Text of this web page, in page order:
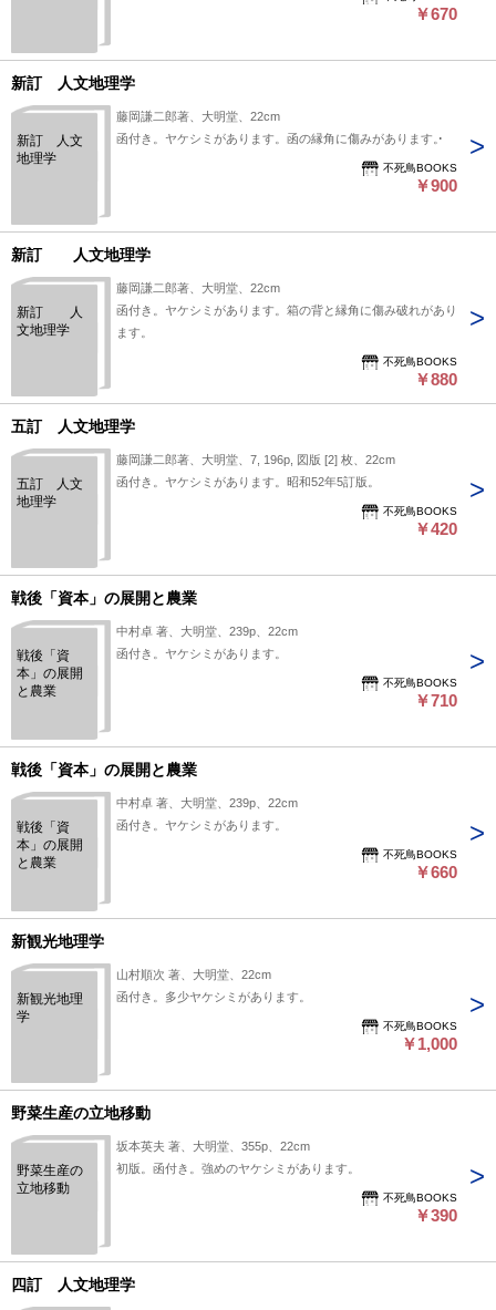
￥670
新訂 人文地理学
新訂 人文
地理学
藤岡謙二郎著、大明堂、22cm
函付き。ヤケシミがあります。函の縁角に傷みがあります。
不死鳥BOOKS
￥900
新訂 人文地理学
新訂 人
文地理学
藤岡謙二郎著、大明堂、22cm
函付き。ヤケシミがあります。箱の背と縁角に傷み破れがあり
ます。
不死鳥BOOKS
￥880
五訂 人文地理学
五訂 人文
地理学
藤岡謙二郎著、大明堂、7, 196p, 図版 [2] 枚、22cm
函付き。ヤケシミがあります。昭和52年5訂版。
不死鳥BOOKS
￥420
戦後「資本」の展開と農業
戦後「資
本」の展開
と農業
中村卓 著、大明堂、239p、22cm
函付き。ヤケシミがあります。
不死鳥BOOKS
￥710
戦後「資本」の展開と農業
戦後「資
本」の展開
と農業
中村卓 著、大明堂、239p、22cm
函付き。ヤケシミがあります。
不死鳥BOOKS
￥660
新観光地理学
新観光地理
学
山村順次 著、大明堂、22cm
函付き。多少ヤケシミがあります。
不死鳥BOOKS
￥1,000
野菜生産の立地移動
野菜生産の
立地移動
坂本英夫 著、大明堂、355p、22cm
初版。函付き。強めのヤケシミがあります。
不死鳥BOOKS
￥390
四訂 人文地理学